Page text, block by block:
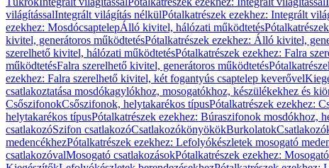
világítássalIntegrált világítás nélkülPótalkatrészek ezekhez: Integrált
ezekhez: MosdócsaptelepÁlló kivitel, hálózati működtetés
kivitel, generátoros működtetésPótalkatrészek ezekhez: Álló kivitel,
szerelhető kivitel, hálózati működtetésPótalkatrészek ezekhez: Falra
működtetésFalra szerelhető kivitel, generátoros működtetés
ezekhez: Falra szerelhető kivitel, két fogantyús csaptelep keverővel
csatlakoztatása mosdókagylókhoz, mosogatókhoz, készülékekhez és
CsőszifonokCsőszifonok, helytakarékos típusPótalkatrészek ezekhez:
helytakarékos típusPótalkatrészek ezekhez: Búraszifonok mosdókhoz,
csatlakozóSzifon csatlakozóCsatlakozókönyökökBurkolatok
medencékhezPótalkatrészek ezekhez: Lefolyókészletek mosogató
csatlakozóvalMosogató csatlakozásokPótalkatrészek ezekhez: